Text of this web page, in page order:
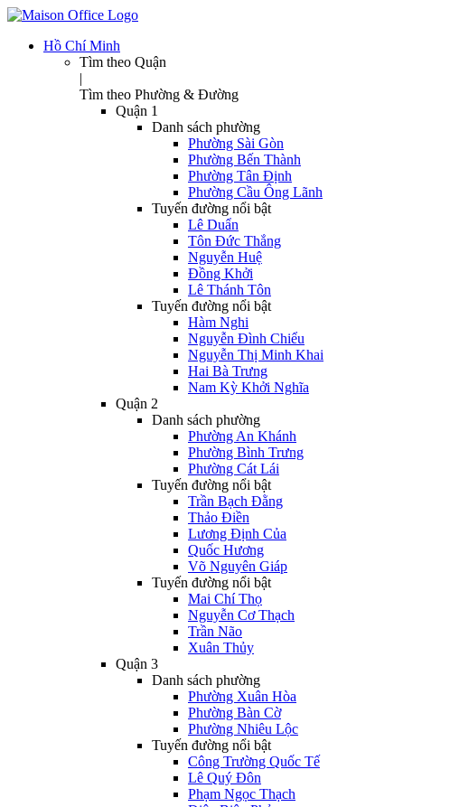
Hồ Chí Minh
Tìm theo Quận
|
Tìm theo Phường & Đường
Quận 1
Danh sách phường
Phường Sài Gòn
Phường Bến Thành
Phường Tân Định
Phường Cầu Ông Lãnh
Tuyến đường nổi bật
Lê Duẩn
Tôn Đức Thắng
Nguyễn Huệ
Đồng Khởi
Lê Thánh Tôn
Tuyến đường nổi bật
Hàm Nghi
Nguyễn Đình Chiểu
Nguyễn Thị Minh Khai
Hai Bà Trưng
Nam Kỳ Khởi Nghĩa
Quận 2
Danh sách phường
Phường An Khánh
Phường Bình Trưng
Phường Cát Lái
Tuyến đường nổi bật
Trần Bạch Đằng
Thảo Điền
Lương Định Của
Quốc Hương
Võ Nguyên Giáp
Tuyến đường nổi bật
Mai Chí Thọ
Nguyễn Cơ Thạch
Trần Não
Xuân Thủy
Quận 3
Danh sách phường
Phường Xuân Hòa
Phường Bàn Cờ
Phường Nhiêu Lộc
Tuyến đường nổi bật
Công Trường Quốc Tế
Lê Quý Đôn
Phạm Ngọc Thạch